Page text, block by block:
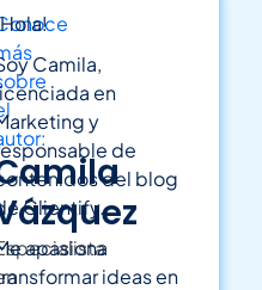
Camila,
en
y
de
del blog
Clientify.
apasiona
ideas en